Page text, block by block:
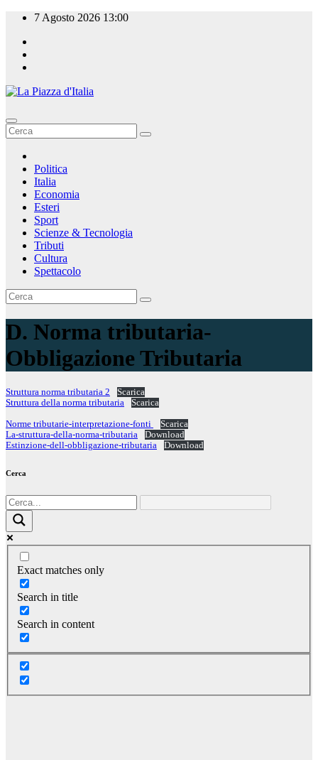
Salta
contenuto
7 Agosto 2026 13:00
Politica
Italia
Economia
Esteri
Sport
Scienze & Tecnologia
Tributi
Cultura
Spettacolo
D. Norma tributaria-
Obbligazione Tributaria
Struttura norma tributaria 2
Scarica
Struttura della norma tributaria
Scarica
Norme tributarie-interpretazione-fonti
Scarica
La-struttura-della-norma-tributaria
Download
Estinzione-dell-obbligazione-tributaria
Download
Cerca
Exact matches only
Search in title
Search in content